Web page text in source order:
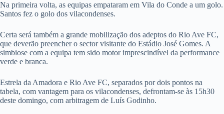
Na primeira volta, as equipas empataram em Vila do Conde a um golo.
Santos fez o golo dos vilacondenses.
Certa será também a grande mobilização dos adeptos do Rio Ave FC,
que deverão preencher o sector visitante do Estádio José Gomes. A
simbiose com a equipa tem sido motor imprescindível da performance
verde e branca.
Estrela da Amadora e Rio Ave FC, separados por dois pontos na
tabela, com vantagem para os vilacondenses, defrontam-se às 15h30
deste domingo, com arbitragem de Luís Godinho.